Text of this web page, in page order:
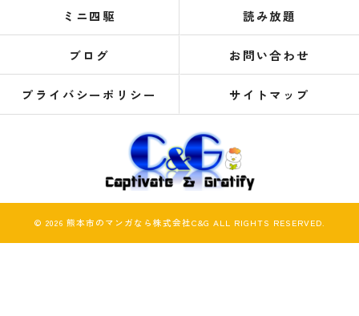
ミニ四駆 読み放題
ブログ お問い合わせ
プライバシーポリシー サイトマップ
© 2026 熊本市のマンガなら株式会社C&G ALL RIGHTS RESERVED.